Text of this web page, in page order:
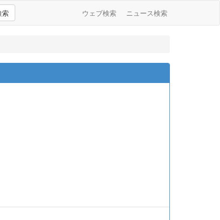
索 ウェブ検索 ニュース検索